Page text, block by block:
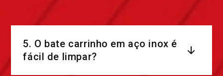
5. O bate carrinho em aço inox é
fácil de limpar?